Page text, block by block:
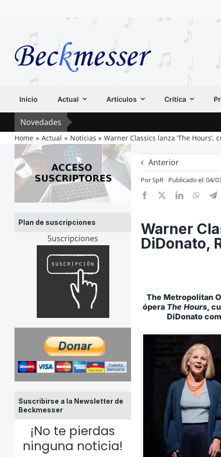
Inicio Actual Artículos Crítica
Novedades
Home Actual Noticias Warner Classics lanza ‘The Hours’,
Plan de suscripciones
Suscripciones
Suscribirse a la Newsletter de
Beckmesser
¡No te pierdas
ninguna noticia!
Anterior
PorSpR Publicado el: 04/
Warner
DiDonato,
The Metropolitan
ópera The Hours,
DiDonato